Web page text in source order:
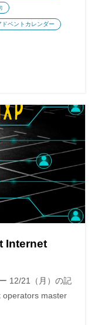
ベントカレンダー
Internet
12/21（月）の記
operators master